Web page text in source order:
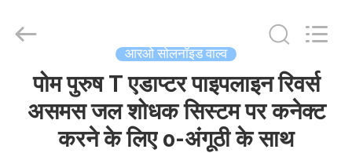
आरओ सोलनॉइड वाल्व
पोम पुरुष T एडाप्टर पाइपलाइन रिवर्स
असमस जल शोधक सिस्टम पर कनेक्ट
करने के लिए o-अंगूठी के साथ